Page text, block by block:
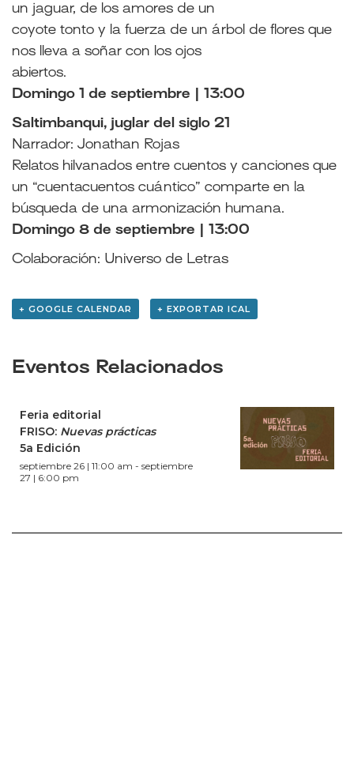
un jaguar, de los amores de un
coyote tonto y la fuerza de un árbol de flores que
nos lleva a soñar con los ojos
abiertos.
Domingo 1 de septiembre | 13:00
Saltimbanqui, juglar del siglo 21
Narrador: Jonathan Rojas
Relatos hilvanados entre cuentos y canciones que
un “cuentacuentos cuántico” comparte en la
búsqueda de una armonización humana.
Domingo 8 de septiembre | 13:00
Colaboración: Universo de Letras
+ GOOGLE CALENDAR + EXPORTAR ICAL
Eventos Relacionados
Feria editorial
FRISO: Nuevas prácticas
5a Edición
septiembre 26 | 11:00 am - septiembre
27 | 6:00 pm